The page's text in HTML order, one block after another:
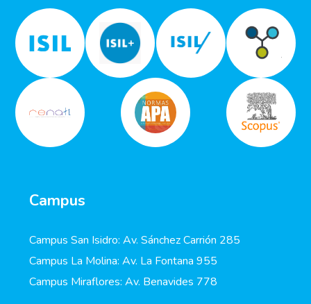
Campus
Campus San Isidro: Av. Sánchez Carrión 285
Campus La Molina: Av. La Fontana 955
Campus Miraflores: Av. Benavides 778